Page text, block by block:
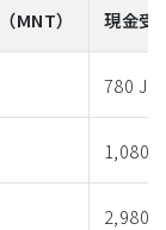
（MNT） 現金受
780
1,080
2,980